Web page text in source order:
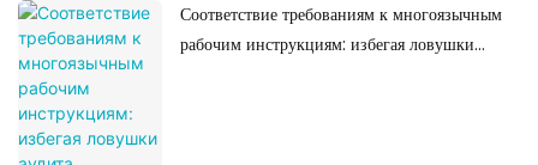
Соответствие требованиям к многоязычным
рабочим инструкциям: избегая ловушки